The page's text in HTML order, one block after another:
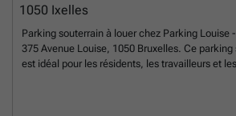
1050 Ixelles
Parking souterrain à louer chez Parking Louise
375 Avenue Louise, 1050 Bruxelles. Ce
est idéal pour les résidents, les travailleurs et
transports en commun, il offre une solution